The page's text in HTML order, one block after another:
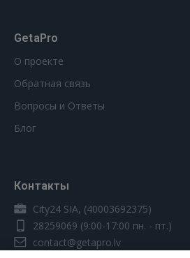
GetaPro
О проекте
Обратная связь
Вопросы и Ответы
Блог
Контакты
City24 SIA, (40003692375)
28259069 (9:00-17:00 пн. - пт.)
contact@getapro.lv